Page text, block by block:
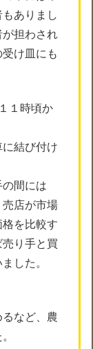
ありまし
担わされ
け皿にも
１時頃か
に結び付け
の間には
売店が市場
を比較す
り手と買
した。
るなど、農